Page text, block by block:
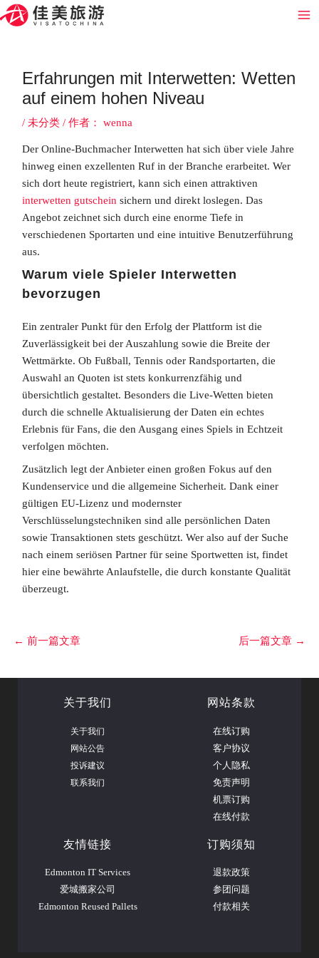
跳
至
Erfahrungen mit Interwetten: Wetten
auf einem hohen Niveau
/未分类 / 作者： wenna
Der Online-Buchmacher Interwetten hat sich über viele Jahre
hinweg einen exzellenten Ruf in der Branche erarbeitet. Wer
sich dort heute registriert, kann sich einen attraktiven
interwetten gutschein sichern und direkt loslegen. Das
Angebot zeichnet sich durch eine enorme Tiefe in
verschiedenen Sportarten und eine intuitive Benutzerführung
aus.
Warum viele Spieler Interwetten
bevorzugen
Ein zentraler Punkt für den Erfolg der Plattform ist die
Zuverlässigkeit bei der Auszahlung sowie die Breite der
Wettmärkte. Ob Fußball, Tennis oder Randsportarten, die
Auswahl an Quoten ist stets konkurrenzfähig und
übersichtlich gestaltet. Besonders die Live-Wetten bieten
durch die schnelle Aktualisierung der Daten ein echtes
Erlebnis für Fans, die den Ausgang eines Spiels in Echtzeit
verfolgen möchten.
Zusätzlich legt der Anbieter einen großen Fokus auf den
Kundenservice und die allgemeine Sicherheit. Dank einer
gültigen EU-Lizenz und modernster
Verschlüsselungstechniken sind alle persönlichen Daten
sowie Transaktionen stets geschützt. Wer also auf der Suche
nach einem seriösen Partner für seine Sportwetten ist, findet
hier eine bewährte Anlaufstelle, die durch konstante Qualität
überzeugt.
Post
navigation
← 前一篇文章 后一篇文章 →
关于我们
关于我们
网站公告
投诉建议
联系我们
网站条款
在线订购
客户协议
个人隐私
免责声明
机票订购
在线付款
友情链接
Edmonton IT Services
爱城搬家公司
Edmonton Reused Pallets
订购须知
退款政策
参团问题
付款相关